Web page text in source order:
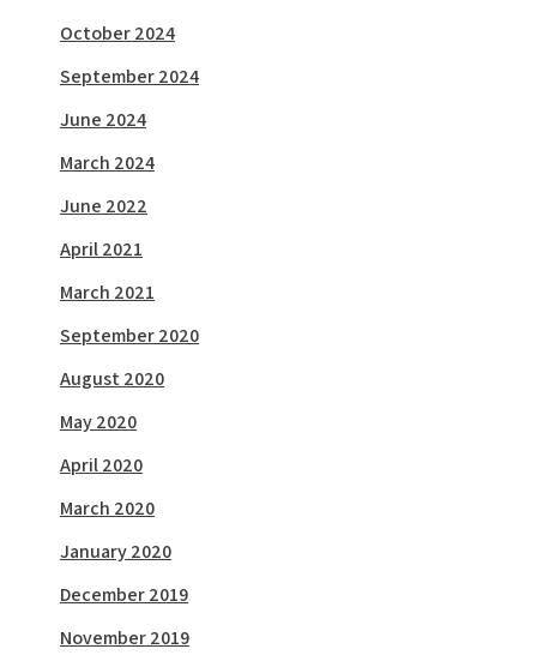
October 2024
September 2024
June 2024
March 2024
June 2022
April 2021
March 2021
September 2020
August 2020
May 2020
April 2020
March 2020
January 2020
December 2019
November 2019